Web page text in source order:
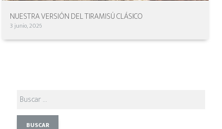
NUESTRA VERSIÓN DEL TIRAMISÚ CLÁSICO
3 junio, 2026
Buscar: